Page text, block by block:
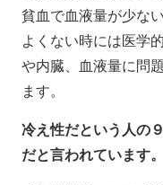
貧血で血液量が少な
よくない時には医学
や内臓、血液量に問
ます。
冷え性だという人の
だと言われています。